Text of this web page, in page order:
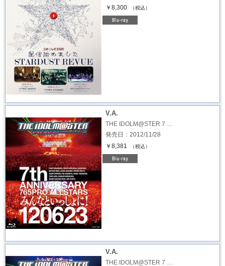
￥8,300
（税込）
V.A.
THE IDOLM@STER 7 …
発売日：2012/11/28
￥8,381
（税込）
V.A.
THE IDOLM@STER 7 …